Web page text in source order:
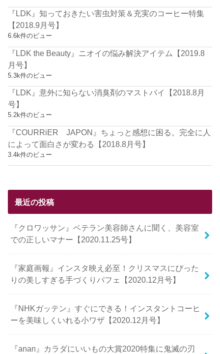
『LDK』知っておきたい害虫対策＆充実のコーヒー特集
【2018.9月号】
6.6k件のビュー
『LDK the Beauty』ニオイの悩み解決アイテム【2019.8
月号】
5.3k件のビュー
『LDK』意外に知らない消臭剤のマストバイ【2018.8月
号】
5.2k件のビュー
『COURRiER JAPON』ちょっと感想に困る。完全に人
によって面白さが変わる【2018.8月号】
3.4k件のビュー
最近の投稿
『クロワッサン』ベテラン美容師さんに聞く、美容室
での正しいマナー【2020.11.25号】
『家庭画報』インスタ映え必至！クリスマスにぴった
りの美しすぎる手づくりパフェ【2020.12月号】
『NHKガッテン』すぐにできる！インスタントコーヒ
ーを美味しくいれる小ワザ【2020.12月号】
『anan』カラダにいいもの大賞2020特集に鬼滅の刃